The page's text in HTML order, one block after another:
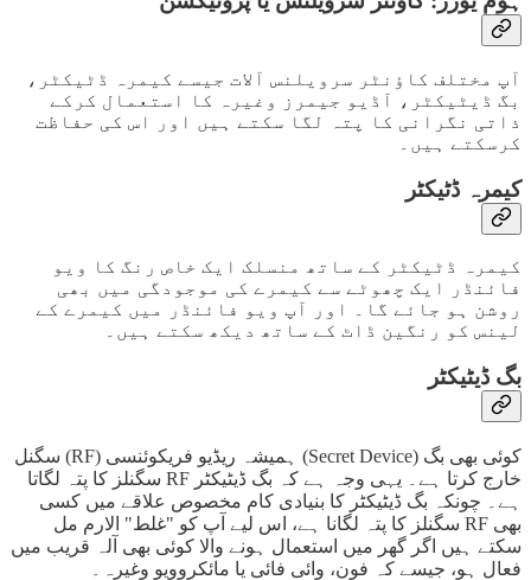
آپ مختلف کاؤنٹر سرویلنس آلات جیسے کیمرہ ڈٹیکٹر،
بگ ڈیٹیکٹر، آڈیو جیمرز وغیرہ کا استعمال کرکے
ذاتی نگرانی کا پتہ لگا سکتے ہیں اور اس کی حفاظت
کرسکتے ہیں۔
کیمرہ ڈٹیکٹر
کیمرہ ڈٹیکٹر کے ساتھ منسلک ایک خاص رنگ کا ویو
فائنڈر ایک چھوٹے سے کیمرے کی موجودگی میں بھی
روشن ہو جائے گا۔ اور آپ ویو فائنڈر میں کیمرے کے
لینس کو رنگین ڈاٹ کے ساتھ دیکھ سکتے ہیں۔
بگ ڈیٹیکٹر
کوئی بھی بگ (Secret Device) ہمیشہ ریڈیو فریکوئنسی (RF) سگنل
خارج کرتا ہے۔ یہی وجہ ہے کہ بگ ڈیٹیکٹر RF سگنلز کا پتہ لگاتا
ہے۔ چونکہ بگ ڈیٹیکٹر کا بنیادی کام مخصوص علاقے میں کسی
بھی RF سگنلز کا پتہ لگانا ہے، اس لیے آپ کو "غلط" الارم مل
سکتے ہیں اگر گھر میں استعمال ہونے والا کوئی بھی آلہ قریب میں
فعال ہو، جیسے کہ فون، وائی فائی یا مائکروویو وغیرہ۔